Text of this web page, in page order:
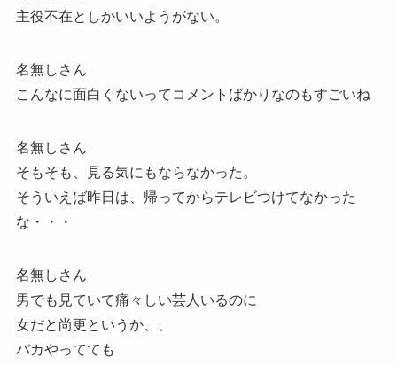
主役不在としかいいようがない。
名無しさん
こんなに面白くないってコメントばかりなのもすごいね
名無しさん
そもそも、見る気にもならなかった。
そういえば昨日は、帰ってからテレビつけてなかった
な・・・
名無しさん
男でも見ていて痛々しい芸人いるのに
女だと尚更というか、、
バカやってても